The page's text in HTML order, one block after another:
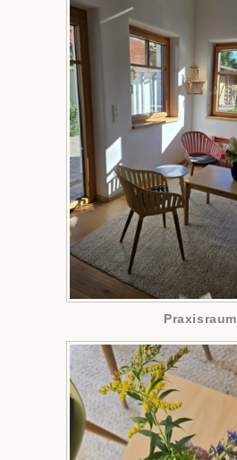
Praxisraum